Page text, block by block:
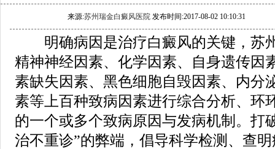
来源:苏州瑞金白癜风医院 发布时间:2017-08-02 10:10:31
明确病因是治疗白癜风的关键，苏
精神神经因素、化学因素、自身遗传因
素缺失因素、黑色细胞自毁因素、内分
素等上百种致病因素进行综合分析、环
的一个或多个致病原因与发病机制。打
治不重诊”的弊端，倡导科学检测、查